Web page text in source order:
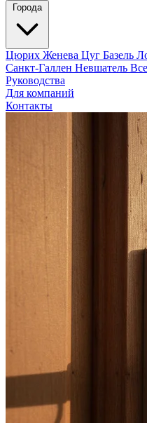
Города
Цюрих Женева Цуг Базель
Санкт-Галлен Невшатель
Руководства
Для компаний
Контакты